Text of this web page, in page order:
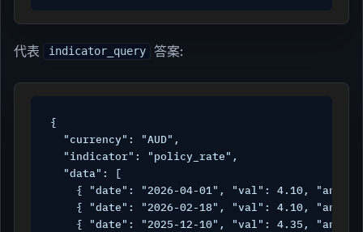
代表 indicator_query 答案:
{
  "currency": "AUD",
  "indicator": "policy_rate",
  "data": [
{ "date": "2026-04-01", "val": 4.10,
{ "date": "2026-02-18", "val": 4.10,
{ "date": "2025-12-10", "val": 4.35,